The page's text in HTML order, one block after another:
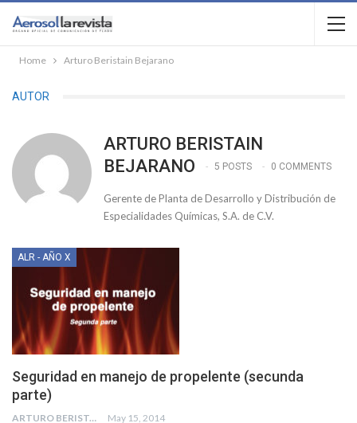
Home Arturo Beristain Bejarano
AUTOR
ARTURO BERISTAIN
BEJARANO
5 POSTS 0 COMMENTS
Gerente de Planta de Desarrollo y Distribución de
Especialidades Químicas, S.A. de C.V.
ALR - AÑO X
Seguridad en manejo de propelente (secunda
parte)
ARTURO BERISTAIN BEJARANO May 15, 2014